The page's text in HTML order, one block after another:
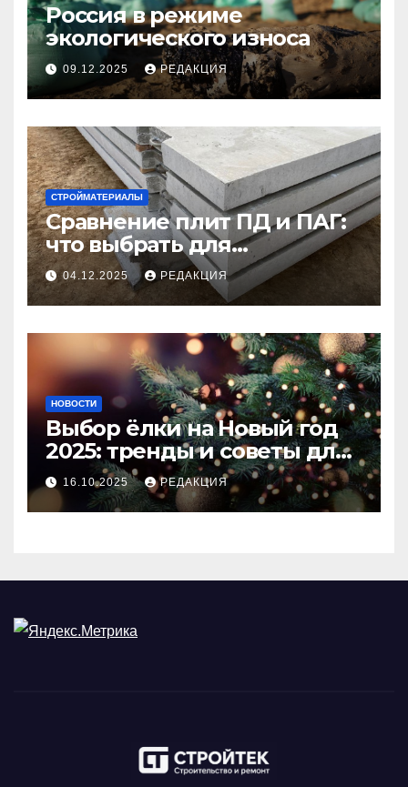
Россия в режиме
экологического износа
09.12.2025 РЕДАКЦИЯ
СТРОЙМАТЕРИАЛЫ
Сравнение плит ПД и ПАГ:
что выбрать для
долговечного и прочного
покрытия
04.12.2025 РЕДАКЦИЯ
НОВОСТИ
Выбор ёлки на Новый год
2025: тренды и советы для
идеального праздника
16.10.2025 РЕДАКЦИЯ